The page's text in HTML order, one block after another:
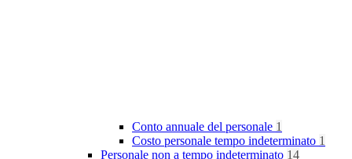
Conto annuale del personale 1
Costo personale tempo indeterminato 1
Personale non a tempo indeterminato 14